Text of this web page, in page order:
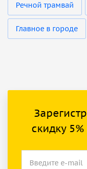
Речной трамвай
Главное в городе
скидку